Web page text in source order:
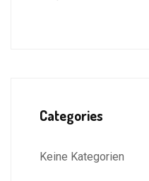
Categories
Keine Kategorien